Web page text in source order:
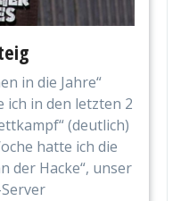
in die Jahre“
ich in den letzten 2
(deutlich)
hatte ich die
der Hacke“, unser